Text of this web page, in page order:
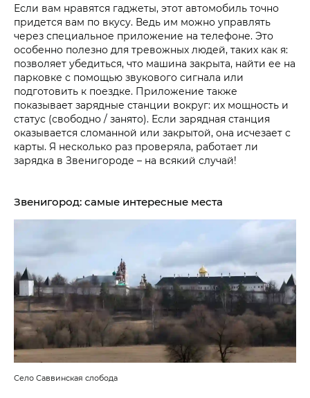
Если вам нравятся гаджеты, этот автомобиль точно
придется вам по вкусу. Ведь им можно управлять
через специальное приложение на телефоне. Это
особенно полезно для тревожных людей, таких как я:
позволяет убедиться, что машина закрыта, найти ее на
парковке с помощью звукового сигнала или
подготовить к поездке. Приложение также
показывает зарядные станции вокруг: их мощность и
статус (свободно / занято). Если зарядная станция
оказывается сломанной или закрытой, она исчезает с
карты. Я несколько раз проверяла, работает ли
зарядка в Звенигороде – на всякий случай!
Звенигород: самые интересные места
Село Саввинская слобода